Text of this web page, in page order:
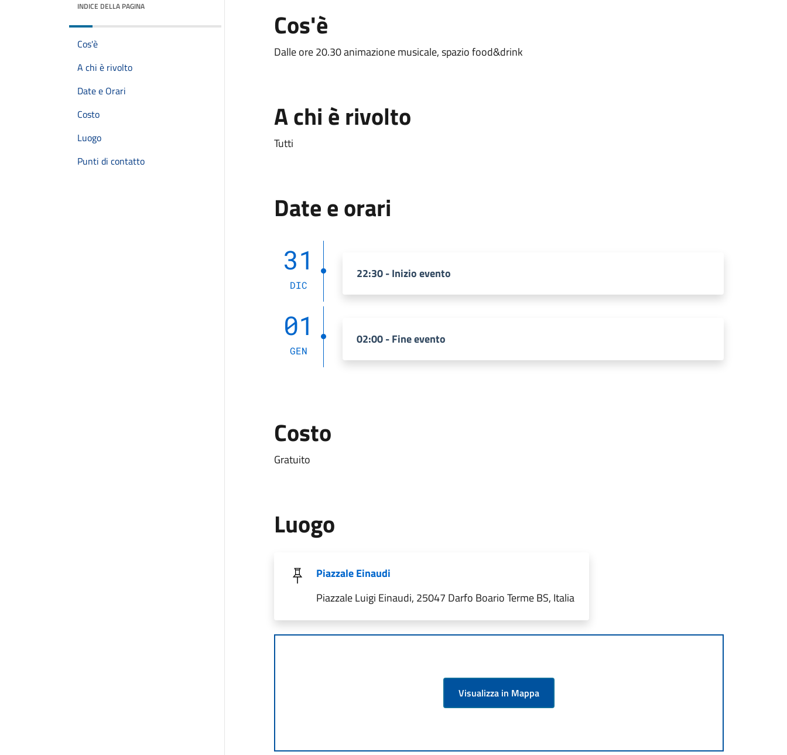
INDICE DELLA PAGINA
Cos'è
A chi è rivolto
Date e Orari
Costo
Luogo
Punti di contatto
Cos'è
Dalle ore 20.30 animazione musicale, spazio food&drink
A chi è rivolto
Tutti
Date e orari
31
DIC
22:30 - Inizio evento
01
GEN
02:00 - Fine evento
Costo
Gratuito
Luogo
Piazzale Einaudi
Piazzale Luigi Einaudi, 25047 Darfo Boario Terme BS, Italia
Visualizza in Mappa